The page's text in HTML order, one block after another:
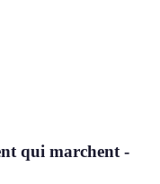
qui marchent -